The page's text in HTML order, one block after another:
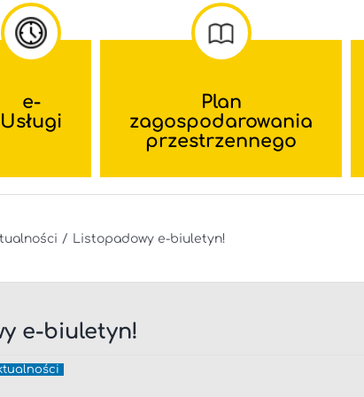
e-
Usługi
Plan
zagospodarowania
przestrzennego
Listopadowy e-biuletyn!
e-biuletyn!